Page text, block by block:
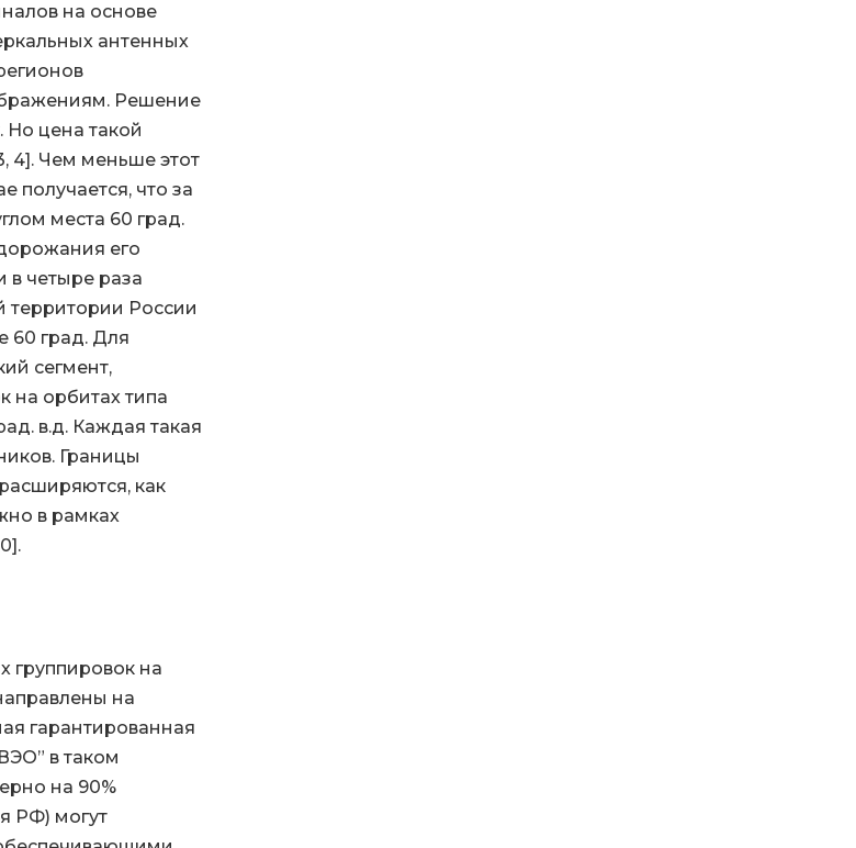
на основе
антенных
Решение
цена такой
4]. Чем меньше этот
получается, что за
места 60 град.
его
в четыре раза
территории России
60 град. Для
сегмент,
на орбитах типа
в.д. Каждая такая
Границы
как
в рамках
группировок на
на
гарантированная
в таком
на 90%
РФ) могут